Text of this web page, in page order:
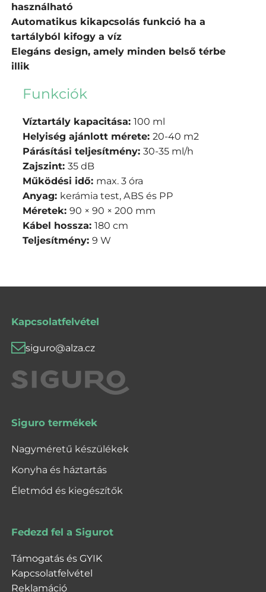
használható
Automatikus kikapcsolás funkció ha a
tartályból kifogy a víz
Elegáns design, amely minden belső térbe
illik
Funkciók
Víztartály kapacitása: 100 ml
Helyiség ajánlott mérete: 20-40 m2
Párásítási teljesítmény: 30-35 ml/h
Zajszint: 35 dB
Működési idő: max. 3 óra
Anyag: kerámia test, ABS és PP
Méretek: 90 × 90 × 200 mm
Kábel hossza: 180 cm
Teljesítmény: 9 W
Kapcsolatfelvétel
siguro@alza.cz
Siguro termékek
Nagyméretű készülékek
Konyha és háztartás
Életmód és kiegészítők
Fedezd fel a Sigurot
Támogatás és GYIK
Kapcsolatfelvétel
Reklamáció